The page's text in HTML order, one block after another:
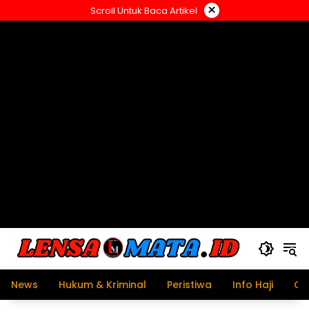
ke
Scroll Untuk Baca Artikel ×
News Hukum & Kriminal Peristiwa Info Haji